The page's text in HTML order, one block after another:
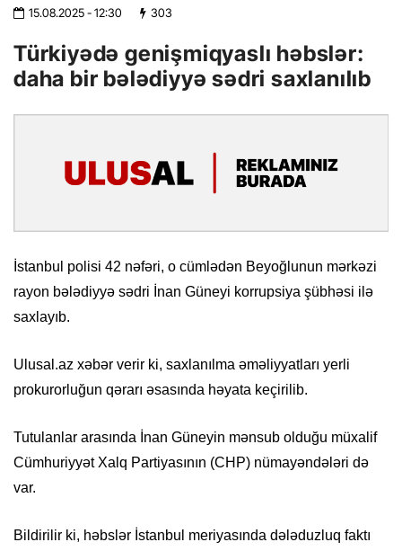
15.08.2025- 12:30 303
Türkiyədə genişmiqyaslı həbslər:
daha bir bələdiyyə sədri saxlanılıb
İstanbul polisi 42 nəfəri, o cümlədən Beyoğlunun mərkəzi
rayon bələdiyyə sədri İnan Güneyi korrupsiya şübhəsi ilə
saxlayıb.
Ulusal.az xəbər verir ki, saxlanılma əməliyyatları yerli
prokurorluğun qərarı əsasında həyata keçirilib.
Tutulanlar arasında İnan Güneyin mənsub olduğu müxalif
Cümhuriyyət Xalq Partiyasının (CHP) nümayəndələri də
var.
Bildirilir ki, həbslər İstanbul meriyasında dələduzluq faktı